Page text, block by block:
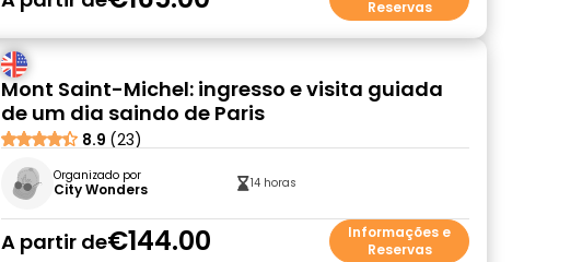
Reservas
Mont Saint-Michel: ingresso e visita guiada
de um dia saindo de Paris
8.9 (23)
Organizado por
City Wonders 14 horas
A partir de€144.00
Informações e
Reservas